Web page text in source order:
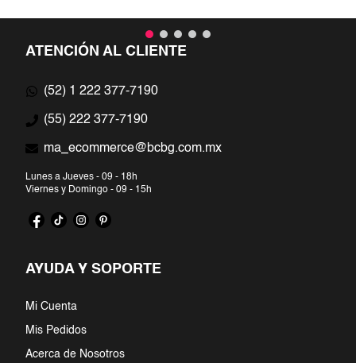
ATENCIÓN AL CLIENTE
(52) 1 222 377-7190
(55) 222 377-7190
ma_ecommerce@bcbg.com.mx
Lunes a Jueves - 09 - 18h
Viernes y Domingo - 09 - 15h
AYUDA Y SOPORTE
Mi Cuenta
Mis Pedidos
Acerca de Nosotros